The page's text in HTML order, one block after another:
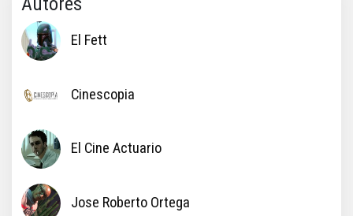
El Fett
Cinescopia
El Cine Actuario
Jose Roberto Ortega